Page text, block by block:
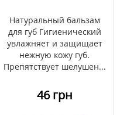
Натуральный бальзам
для губ Гигиенический
увлажняет и защищает
нежную кожу губ.
Препятствует шелушен...
46 грн